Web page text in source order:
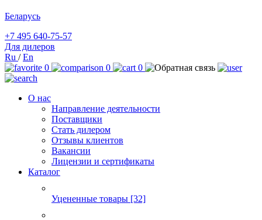
Беларусь
+7 495 640-75-57
Для дилеров
Ru /En
0
0 0
О нас
Направление деятельности
Поставщики
Стать дилером
Отзывы клиентов
Вакансии
Лицензии и сертификаты
Каталог
Уцененные товары [32]